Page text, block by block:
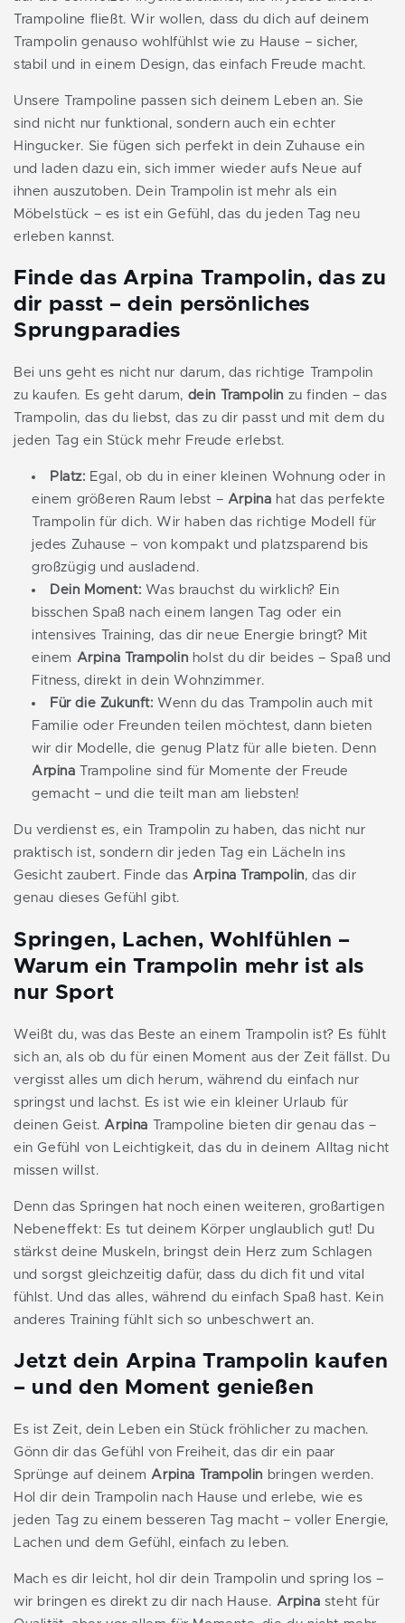
Trampoline fließt. Wir wollen, dass du dich auf deinem
Trampolin genauso wohlfühlst wie zu Hause – sicher,
stabil und in einem Design, das einfach Freude macht.
Unsere Trampoline passen sich deinem Leben an. Sie
sind nicht nur funktional, sondern auch ein echter
Hingucker. Sie fügen sich perfekt in dein Zuhause ein
und laden dazu ein, sich immer wieder aufs Neue auf
ihnen auszutoben. Dein Trampolin ist mehr als ein
Möbelstück – es ist ein Gefühl, das du jeden Tag neu
erleben kannst.
Finde das Arpina Trampolin, das zu
dir passt – dein persönliches
Sprungparadies
Bei uns geht es nicht nur darum, das richtige Trampolin
zu kaufen. Es geht darum, dein Trampolin zu finden – das
Trampolin, das du liebst, das zu dir passt und mit dem du
jeden Tag ein Stück mehr Freude erlebst.
Platz: Egal, ob du in einer kleinen Wohnung oder in
einem größeren Raum lebst – Arpina hat das perfekte
Trampolin für dich. Wir haben das richtige Modell für
jedes Zuhause – von kompakt und platzsparend bis
großzügig und ausladend.
Dein Moment: Was brauchst du wirklich? Ein
bisschen Spaß nach einem langen Tag oder ein
intensives Training, das dir neue Energie bringt? Mit
einem Arpina Trampolin holst du dir beides – Spaß und
Fitness, direkt in dein Wohnzimmer.
Für die Zukunft: Wenn du das Trampolin auch mit
Familie oder Freunden teilen möchtest, dann bieten
wir dir Modelle, die genug Platz für alle bieten. Denn
Arpina Trampoline sind für Momente der Freude
gemacht – und die teilt man am liebsten!
Du verdienst es, ein Trampolin zu haben, das nicht nur
praktisch ist, sondern dir jeden Tag ein Lächeln ins
Gesicht zaubert. Finde dasArpina Trampolin, das dir
genau dieses Gefühl gibt.
Springen, Lachen, Wohlfühlen –
Warum ein Trampolin mehr ist als
nur Sport
Weißt du, was das Beste an einem Trampolin ist? Es fühlt
sich an, als ob du für einen Moment aus der Zeit fällst. Du
vergisst alles um dich herum, während du einfach nur
springst und lachst. Es ist wie ein kleiner Urlaub für
deinen Geist. Arpina Trampoline bieten dir genau das –
ein Gefühl von Leichtigkeit, das du in deinem Alltag nicht
missen willst.
Denn das Springen hat noch einen weiteren, großartigen
Nebeneffekt: Es tut deinem Körper unglaublich gut! Du
stärkst deine Muskeln, bringst dein Herz zum Schlagen
und sorgst gleichzeitig dafür, dass du dich fit und vital
fühlst. Und das alles, während du einfach Spaß hast. Kein
anderes Training fühlt sich so unbeschwert an.
Jetzt dein Arpina Trampolin kaufen
– und den Moment genießen
Es ist Zeit, dein Leben ein Stück fröhlicher zu machen.
Gönn dir das Gefühl von Freiheit, das dir ein paar
Sprünge auf deinem Arpina Trampolin bringen werden.
Hol dir dein Trampolin nach Hause und erlebe, wie es
jeden Tag zu einem besseren Tag macht – voller Energie,
Lachen und dem Gefühl, einfach zu leben.
Mach es dir leicht, hol dir dein Trampolin und spring los –
wir bringen es direkt zu dir nach Hause. Arpina steht für